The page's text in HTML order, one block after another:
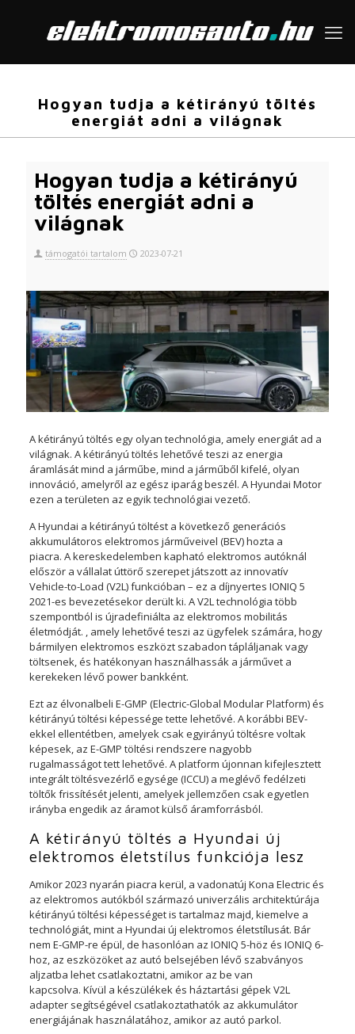
Hogyan tudja a kétirányú töltés
energiát adni a világnak
Hogyan tudja a kétirányú
töltés energiát adni a
világnak
támogatói tartalom 2023-07-21
A kétirányú töltés egy olyan technológia, amely energiát ad a
világnak. A kétirányú töltés lehetővé teszi az energia
áramlását mind a járműbe, mind a járműből kifelé, olyan
innováció, amelyről az egész iparág beszél. A Hyundai Motor
ezen a területen az egyik technológiai vezető.
A Hyundai a kétirányú töltést a következő generációs
akkumulátoros elektromos járműveivel (BEV) hozta a
piacra. A kereskedelemben kapható elektromos autóknál
először a vállalat úttörő szerepet játszott az innovatív
Vehicle-to-Load (V2L) funkcióban – ez a díjnyertes IONIQ 5
2021-es bevezetésekor derült ki. A V2L technológia több
szempontból is újradefiniálta az elektromos mobilitás
életmódját. , amely lehetővé teszi az ügyfelek számára, hogy
bármilyen elektromos eszközt szabadon tápláljanak vagy
töltsenek, és hatékonyan használhassák a járművet a
kerekeken lévő power bankként.
Ezt az élvonalbeli E-GMP (Electric-Global Modular Platform) és
kétirányú töltési képessége tette lehetővé. A korábbi BEV-
ekkel ellentétben, amelyek csak egyirányú töltésre voltak
képesek, az E-GMP töltési rendszere nagyobb
rugalmasságot tett lehetővé. A platform újonnan kifejlesztett
integrált töltésvezérlő egysége (ICCU) a meglévő fedélzeti
töltők frissítését jelenti, amelyek jellemzően csak egyetlen
irányba engedik az áramot külső áramforrásból.
A kétirányú töltés a Hyundai új
elektromos életstílus funkciója lesz
Amikor 2023 nyarán piacra kerül, a vadonatúj Kona Electric és
az elektromos autókból származó univerzális architektúrája
kétirányú töltési képességet is tartalmaz majd, kiemelve a
technológiát, mint a Hyundai új elektromos életstílusát. Bár
nem E-GMP-re épül, de hasonlóan az IONIQ 5-höz és IONIQ 6-
hoz, az eszközöket az autó belsejében lévő szabványos
aljzatba lehet csatlakoztatni, amikor az be van
kapcsolva. Kívül a készülékek és háztartási gépek V2L
adapter segítségével csatlakoztathatók az akkumulátor
energiájának használatához, amikor az autó parkol.